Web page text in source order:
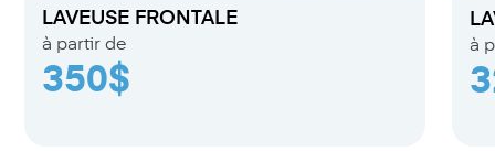
LAVEUSE FRONTALE
à partir de
350$
à